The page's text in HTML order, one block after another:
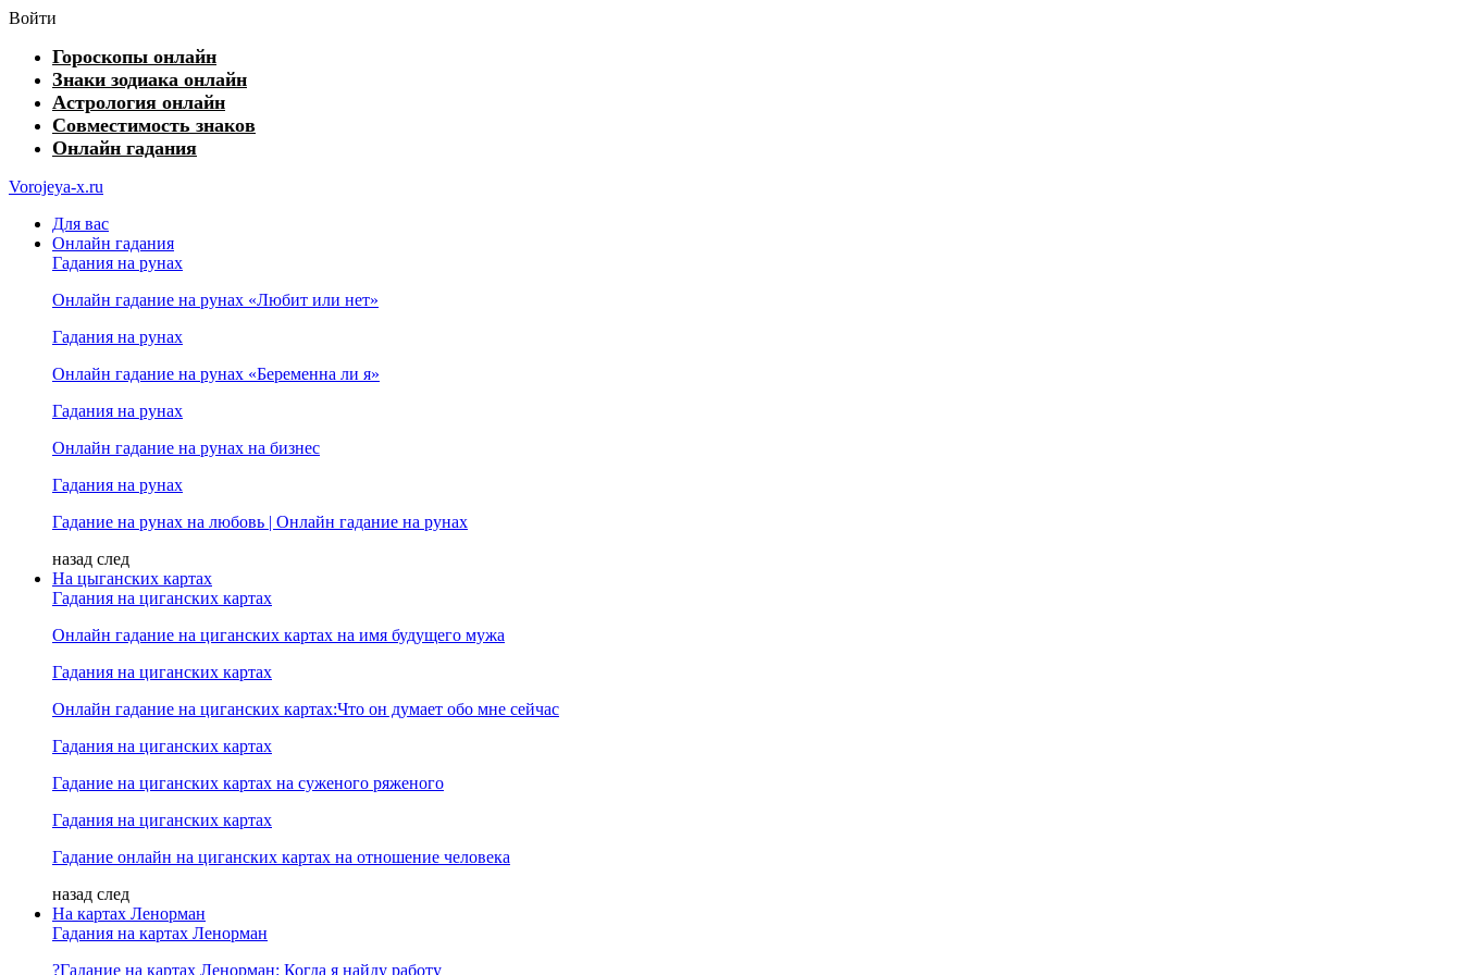
Войти
Гороскопы онлайн
Знаки зодиака онлайн
Астрология онлайн
Совместимость знаков
Онлайн гадания
Vorojeya-x.ru
Для вас
Онлайн гадания
Гадания на рунах
Онлайн гадание на рунах «Любит или нет»
Гадания на рунах
Онлайн гадание на рунах «Беременна ли я»
Гадания на рунах
Онлайн гадание на рунах на бизнес
Гадания на рунах
Гадание на рунах на любовь | Онлайн гадание на рунах
назад след
На цыганских картах
Гадания на циганских картах
Онлайн гадание на циганских картах на имя будущего мужа
Гадания на циганских картах
Онлайн гадание на циганских картах:Что он думает обо мне сейчас
Гадания на циганских картах
Гадание на циганских картах на суженого ряженого
Гадания на циганских картах
Гадание онлайн на циганских картах на отношение человека
назад след
На картах Ленорман
Гадания на картах Ленорман
?Гадание на картах Ленорман: Когда я найду работу